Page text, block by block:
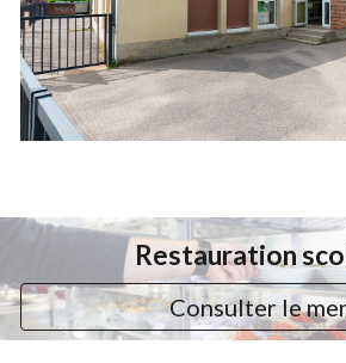
Restauration
Consulter le